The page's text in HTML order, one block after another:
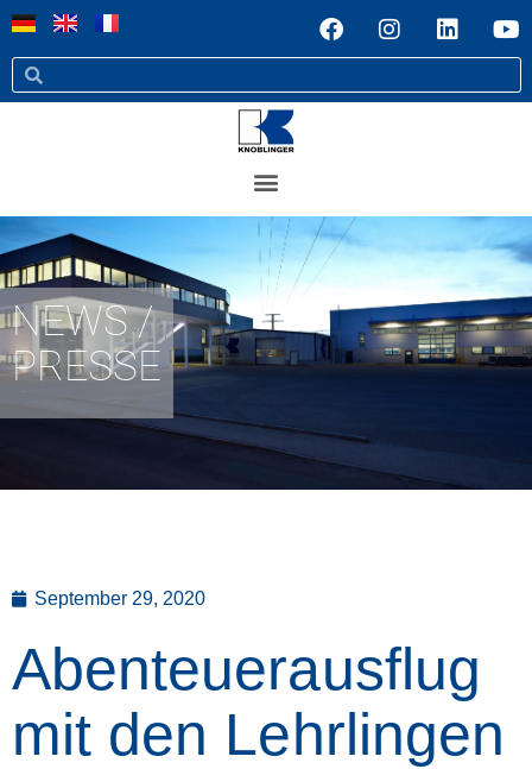
NEWS /
PRESSE
September 29, 2020
Abenteuerausflug
mit den Lehrlingen